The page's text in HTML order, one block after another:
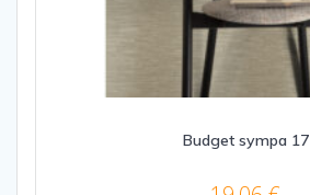
Budget sympa 17